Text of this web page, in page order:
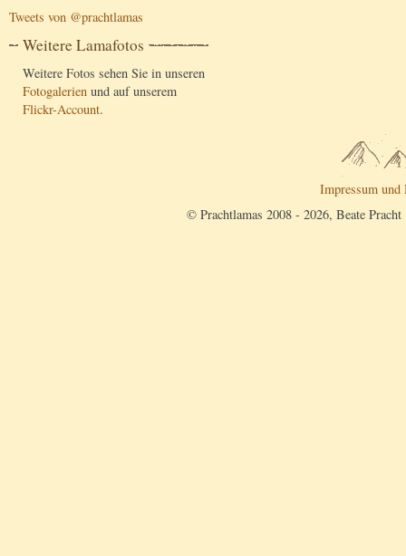
Tweets von @prachtlamas
Weitere Lamafotos
Weitere Fotos sehen Sie in unseren
Fotogalerien und auf unserem
Flickr-Account.
Impressum und
© Prachtlamas 2008 - 2026, Beate Pracht